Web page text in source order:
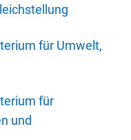
für Umwelt,
für
und